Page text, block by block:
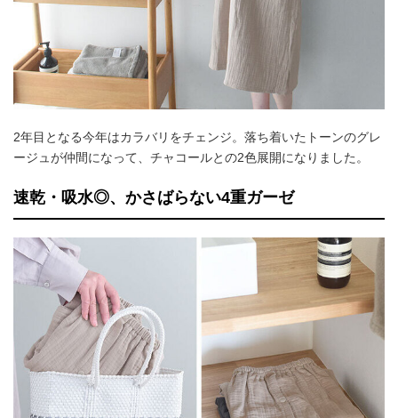
2年目となる今年はカラバリをチェンジ。落ち着いたトーンのグレ
ージュが仲間になって、チャコールとの2色展開になりました。
速乾・吸水◎、かさばらない4重ガーゼ